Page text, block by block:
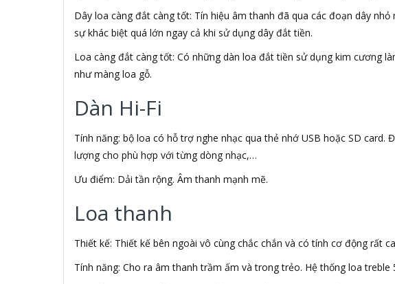
Agol
Ai Home
Aibo
Aiborg
Aibot
Aiphone Corporation
AIPTEK
Airmouse
AIRPORT
AK
AKG
AKIRA
Akus
Dây loa càng đắt càng tốt: Tín hiệu âm thanh đã qua các đoạn dây
sự khác biệt quá lớn ngay cả khi sử dụng dây đắt tiền.
Loa càng đắt càng tốt: Có những dàn loa đắt tiền sử dụng kim cương
như màng loa gỗ.
Dàn Hi-Fi
Tính năng: bộ loa có hỗ trợ nghe nhạc qua thẻ nhớ USB hoặc SD
lượng cho phù hợp với từng dòng nhạc,…
Ưu điểm: Dải tần rộng. Âm thanh mạnh mẽ.
Loa thanh
Thiết kế: Thiết kế bên ngoài vô cùng chắc chắn và có tính cơ động rất
Tính năng: Cho ra âm thanh trầm ấm và trong trẻo. Hệ thống loa treble